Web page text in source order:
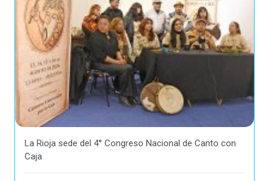
La Rioja sede del 4° Congreso Nacional de Canto con
Caja